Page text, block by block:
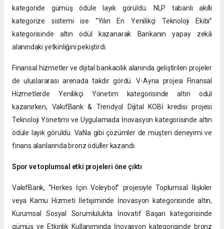
kategoride gümüş ödüle layık görüldü. NLP tabanlı akıllı
kategorize sistemi ise “Yılın En Yenilikçi Teknoloji Ekibi”
kategorisinde altın ödül kazanarak Bankanın yapay zekâ
alanındaki yetkinliğini pekiştirdi.
Finansal hizmetler ve dijital bankacılık alanında geliştirilen projeler
de uluslararası arenada takdir gördü. V-Ayna projesi Finansal
Hizmetlerde Yenilikçi Yönetim kategorisinde altın ödül
kazanırken, VakıfBank & Trendyol Dijital KOBİ kredisi projesi
Teknoloji Yönetimi ve Uygulamada İnovasyon kategorisinde altın
ödüle layık görüldü. VaNa gibi çözümler de müşteri deneyimi ve
finans alanlarında bronz ödüller kazandı.
Spor ve toplumsal etki projeleri öne çıktı
VakıfBank, “Herkes İçin Voleybol” projesiyle Toplumsal İlişkiler
veya Kamu Hizmeti İletişiminde İnovasyon kategorisinde altın,
Kurumsal Sosyal Sorumlulukta İnovatif Başarı kategorisinde
gümüş ve Etkinlik Kullanımında İnovasyon kategorisinde bronz